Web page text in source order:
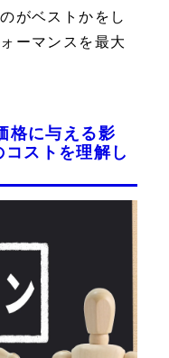
がベストかをし
ーマンスを最大
格に与える影
ストを理解し